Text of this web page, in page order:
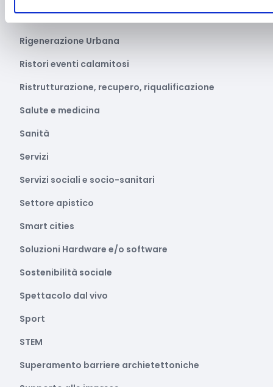
Rigenerazione Urbana
Ristori eventi calamitosi
Ristrutturazione, recupero, riqualificazione
Salute e medicina
Sanità
Servizi
Servizi sociali e socio-sanitari
Settore apistico
Smart cities
Soluzioni Hardware e/o software
Sostenibilità sociale
Spettacolo dal vivo
Sport
STEM
Superamento barriere archietettoniche